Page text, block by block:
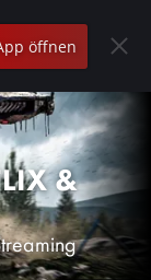
öffnen
&